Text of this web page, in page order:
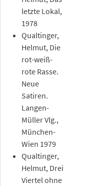
letzte Lokal,
1978
Qualtinger,
Helmut, Die
rot-weiß-
rote Rasse.
Neue
Satiren.
Langen-
Müller Vlg.,
München-
Wien 1979
Qualtinger,
Helmut, Drei
Viertel ohne